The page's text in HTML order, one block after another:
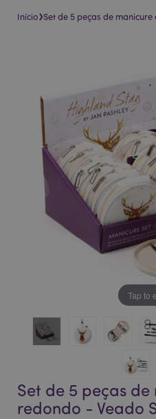
Início›Set de 5 peças de
Galeria
imagens
Galeria
imagens
Tap to
Set de 5 peças
redondo - Veado